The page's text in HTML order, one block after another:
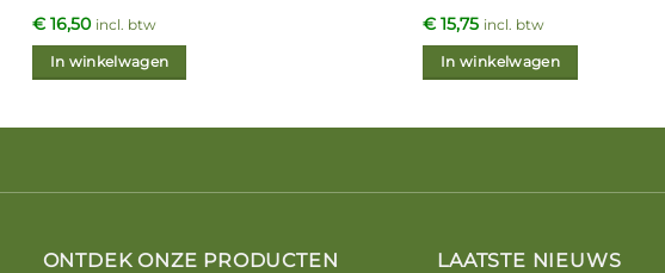
€16,50 incl. btw
In winkelwagen
€15,75 incl. btw
In winkelwagen
ONTDEK ONZE PRODUCTEN LAATSTE NIEUWS